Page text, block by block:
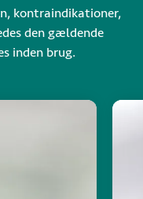
kontraindikationer,
den gældende
inden brug.